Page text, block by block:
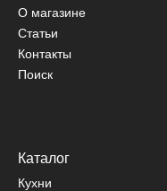
О магазине
Статьи
Контакты
Поиск
Каталог
Кухни